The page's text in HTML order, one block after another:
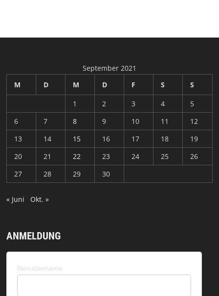
September 2021
M
D M D F S S
1 2 3 4
5
6
7 8 9 10 11
12
13
14 15 16 17 18
19
20
21 22 23 24 25
26
27
28 29 30
« Juni Okt. »
ANMELDUNG
Benutzername